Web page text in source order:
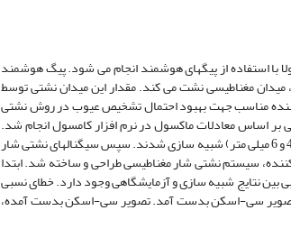
استفاده از پیگهای هوشمند انجام می شود. پیگ هوشمند
مغناطیسی نشت می کند. مقدار این میدان نشتی توسط
مناسب جهت بهبود احتمال تشخیص عیوب در روش نشتی
اساس معادلات ماکسول در نرم افزار کامسول انجام شد.
قطعه تحت بررسی از جنس کربن استیل با ضخامت 10 میلی متر بود و بر روی آن دو خوردگی پیتینگ با عمق های متفاوت (4 و 6 میلی متر) شبیه سازی شدند. سپس سیگنالهای نشتی شار
سیستم نشتی شار مغناطیسی طراحی و ساخته شد. ابتدا
بین نتایج شبیه سازی و آزمایشگاهی وجود دارد. خطای نسبی
و تصویر سی-اسکن بدست آمد. تصویر سی-اسکن بدست آمده،